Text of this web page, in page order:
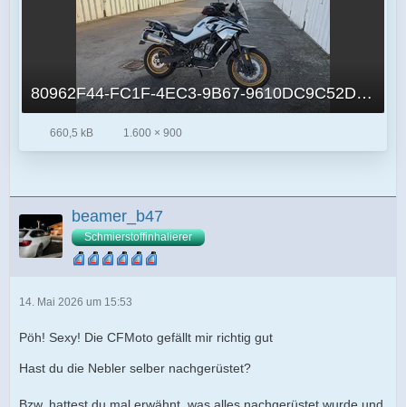
80962F44-FC1F-4EC3-9B67-9610DC9C52DE.jpg
660,5 kB 1.600 × 900
beamer_b47
Schmierstoffinhalierer
14. Mai 2026 um 15:53
Pöh! Sexy! Die CFMoto gefällt mir richtig gut
Hast du die Nebler selber nachgerüstet?